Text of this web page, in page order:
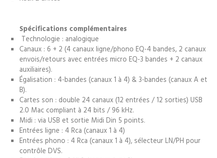
Spécifications complémentaires
Technologie : analogique
Canaux : 6 + 2 (4 canaux ligne/phono EQ-4 bandes, 2 canaux
envois/retours avec entrées micro EQ-3 bandes + 2 canaux
auxiliaires).
Égalisation : 4-bandes (canaux 1 à 4) & 3-bandes (canaux A et
B).
Cartes son : double 24 canaux (12 entrées / 12 sorties) USB
2.0 Mac compliant à 24 bits / 96 kHz.
Midi : via USB et sortie Midi Din 5 points.
Entrées ligne : 4 Rca (canaux 1 à 4)
Entrées phono : 4 Rca (canaux 1 à 4), sélecteur LN/PH pour
contrôle DVS.